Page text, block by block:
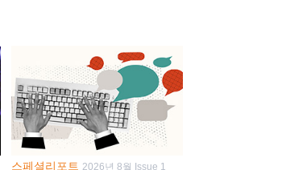
스페셜리포트 2026년 8월 Issue 1